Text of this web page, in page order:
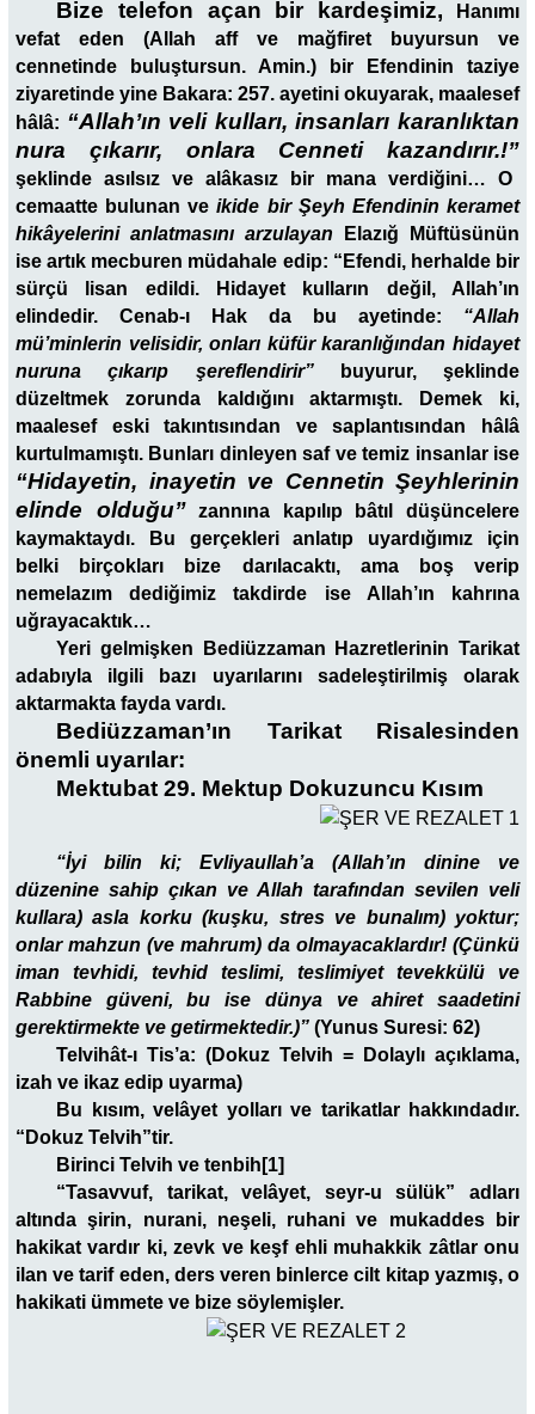
Bize telefon açan bir kardeşimiz, Hanımı
vefat eden (Allah aff ve mağfiret buyursun ve
cennetinde buluştursun. Amin.) bir Efendinin taziye
ziyaretinde yine Bakara: 257. ayetini okuyarak, maalesef
hâlâ: “Allah’ın veli kulları, insanları karanlıktan
nura çıkarır, onlara Cenneti kazandırır.!”
şeklinde asılsız ve alâkasız bir mana verdiğini… O
cemaatte bulunan veikide bir Şeyh Efendinin keramet
hikâyelerini anlatmasını arzulayan Elazığ Müftüsünün
ise artık mecburen müdahale edip: “Efendi, herhalde bir
sürçü lisan edildi. Hidayet kulların değil, Allah’ın
elindedir. Cenab-ı Hak da bu ayetinde: “Allah
mü’minlerin velisidir, onları küfür karanlığından hidayet
nuruna çıkarıp şereflendirir”buyurur, şeklinde
düzeltmek zorunda kaldığını aktarmıştı. Demek ki,
maalesef eski takıntısından ve saplantısından hâlâ
kurtulmamıştı. Bunları dinleyen saf ve temiz insanlar ise
“Hidayetin, inayetin ve Cennetin Şeyhlerinin
elinde olduğu”zannına kapılıp bâtıl düşüncelere
kaymaktaydı. Bu gerçekleri anlatıp uyardığımız için
belki birçokları bize darılacaktı, ama boş verip
nemelazım dediğimiz takdirde ise Allah’ın kahrına
uğrayacaktık…
Yeri gelmişken Bediüzzaman Hazretlerinin Tarikat
adabıyla ilgili bazı uyarılarını sadeleştirilmiş olarak
aktarmakta fayda vardı.
Bediüzzaman’ın Tarikat Risalesinden
önemli uyarılar:
Mektubat 29. Mektup Dokuzuncu Kısım
“İyi bilin ki; Evliyaullah’a (Allah’ın dinine ve
düzenine sahip çıkan ve Allah tarafından sevilen veli
kullara) asla korku (kuşku, stres ve bunalım) yoktur;
onlar mahzun (ve mahrum) da olmayacaklardır! (Çünkü
iman tevhidi, tevhid teslimi, teslimiyet tevekkülü ve
Rabbine güveni, bu ise dünya ve ahiret saadetini
gerektirmekte ve getirmektedir.)” (Yunus Suresi: 62)
Telvihât-ı Tis’a: (Dokuz Telvih = Dolaylı açıklama,
izah ve ikaz edip uyarma)
Bu kısım, velâyet yolları ve tarikatlar hakkındadır.
“Dokuz Telvih”tir.
Birinci Telvih ve tenbih[1]
“Tasavvuf, tarikat, velâyet, seyr-u sülük” adları
altında şirin, nurani, neşeli, ruhani ve mukaddes bir
hakikat vardır ki, zevk ve keşf ehli muhakkik zâtlar onu
ilan ve tarif eden, ders veren binlerce cilt kitap yazmış, o
hakikati ümmete ve bize söylemişler.